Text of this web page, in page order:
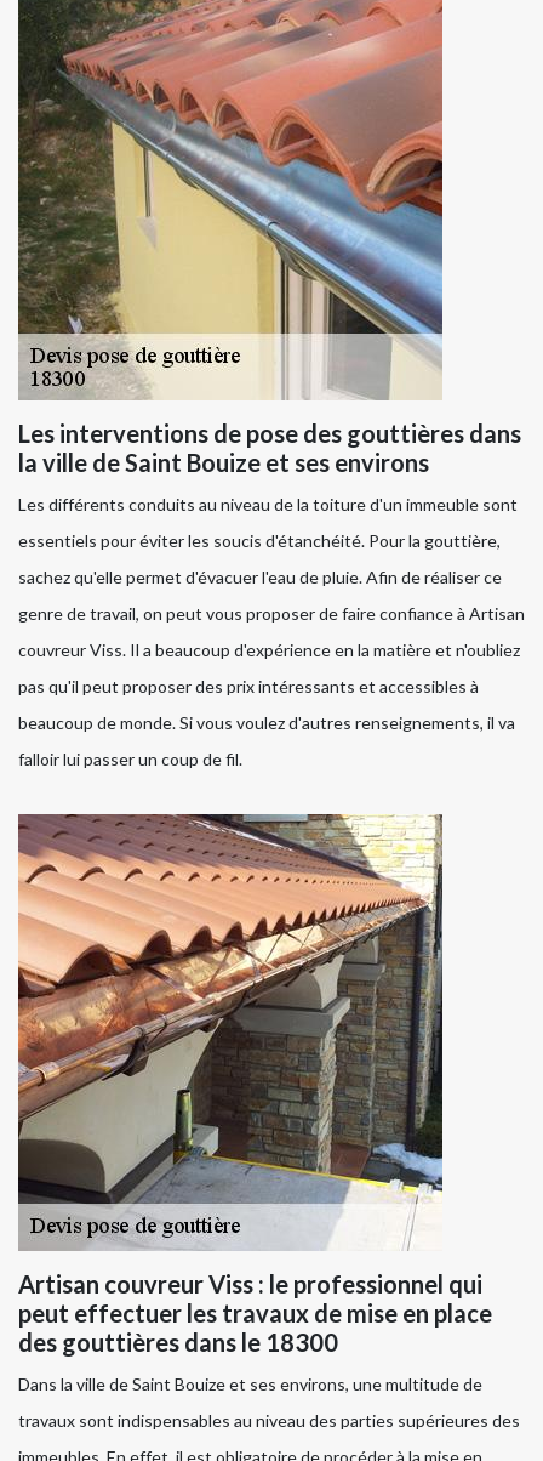
Les interventions de pose des gouttières dans
la ville de Saint Bouize et ses environs
Les différents conduits au niveau de la toiture d'un immeuble sont
essentiels pour éviter les soucis d'étanchéité. Pour la gouttière,
sachez qu'elle permet d'évacuer l'eau de pluie. Afin de réaliser ce
genre de travail, on peut vous proposer de faire confiance à Artisan
couvreur Viss. Il a beaucoup d'expérience en la matière et n'oubliez
pas qu'il peut proposer des prix intéressants et accessibles à
beaucoup de monde. Si vous voulez d'autres renseignements, il va
falloir lui passer un coup de fil.
Artisan couvreur Viss : le professionnel qui
peut effectuer les travaux de mise en place
des gouttières dans le 18300
Dans la ville de Saint Bouize et ses environs, une multitude de
travaux sont indispensables au niveau des parties supérieures des